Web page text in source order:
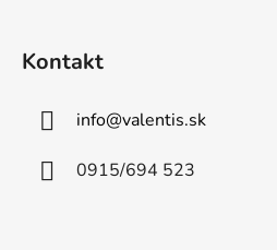
Kontakt
info@valentis.sk
0915/694 523